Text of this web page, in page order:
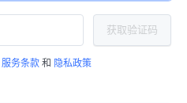
获取验证码
服务条款 和 隐私政策